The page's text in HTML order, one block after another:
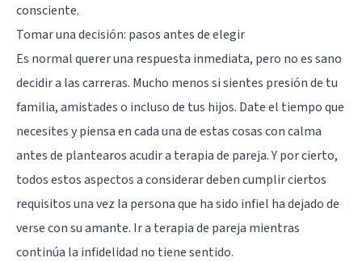
consciente.
Tomar una decisión: pasos antes de elegir
Es normal querer una respuesta inmediata, pero no es sano
decidir a las carreras. Mucho menos si sientes presión de tu
familia, amistades o incluso de tus hijos. Date el tiempo que
necesites y piensa en cada una de estas cosas con calma
antes de plantearos acudir a terapia de pareja. Y por cierto,
todos estos aspectos a considerar deben cumplir ciertos
requisitos una vez la persona que ha sido infiel ha dejado de
verse con su amante. Ir a terapia de pareja mientras
continúa la infidelidad no tiene sentido.